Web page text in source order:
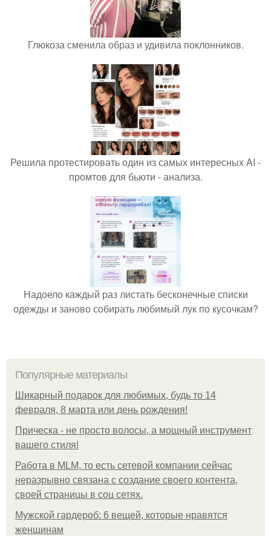
Глюкоза сменила образ и удивила поклонников.
Решила протестировать один из самых интересных AI -
промтов для бьюти - анализа.
Надоело каждый раз листать бесконечные списки
одежды и заново собирать любимый лук по кусочкам?
Популярные материалы
Шикарный подарок для любимых, будь то 14
февраля, 8 марта или день рождения!
Прическа - не просто волосы, а мощный инструмент
вашего стиля!
Работа в MLM, то есть сетевой компании сейчас
неразрывно связана с создание своего контента,
своей страницы в соц сетях.
Мужской гардероб: 6 вещей, которые нравятся
женщинам